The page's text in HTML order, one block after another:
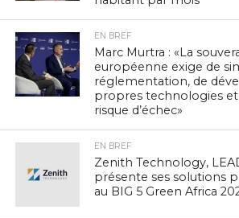
EN BREF
Marc Murtra : «La
européenne exige de
réglementation, de
propres technologies et
risque d’échec»
EN BREF
Zenith Technology,
présente ses solutions
au BIG 5 Green Africa